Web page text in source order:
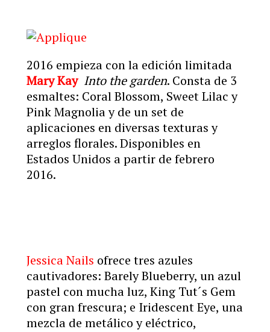
2016 empieza con la edición limitada
Mary Kay Into the garden. Consta de 3
esmaltes: Coral Blossom, Sweet Lilac y
Pink Magnolia y de un set de
aplicaciones en diversas texturas y
arreglos florales. Disponibles en
Estados Unidos a partir de febrero
2016.
Jessica Nails ofrece tres azules
cautivadores: Barely Blueberry, un azul
pastel con mucha luz, King Tut´s Gem
con gran frescura; e Iridescent Eye, una
mezcla de metálico y eléctrico,